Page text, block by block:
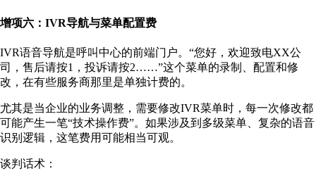
增项六：IVR导航与菜单配置费
IVR语音导航是呼叫中心的前端门户。“您好，欢迎致电XX公
司，售后请按1，投诉请按2……”这个菜单的录制、配置和修
改，在有些服务商那里是单独计费的。
尤其是当企业的业务调整，需要修改IVR菜单时，每一次修改都
可能产生一笔“技术操作费”。如果涉及到多级菜单、复杂的语音
识别逻辑，这笔费用可能相当可观。
谈判话术：